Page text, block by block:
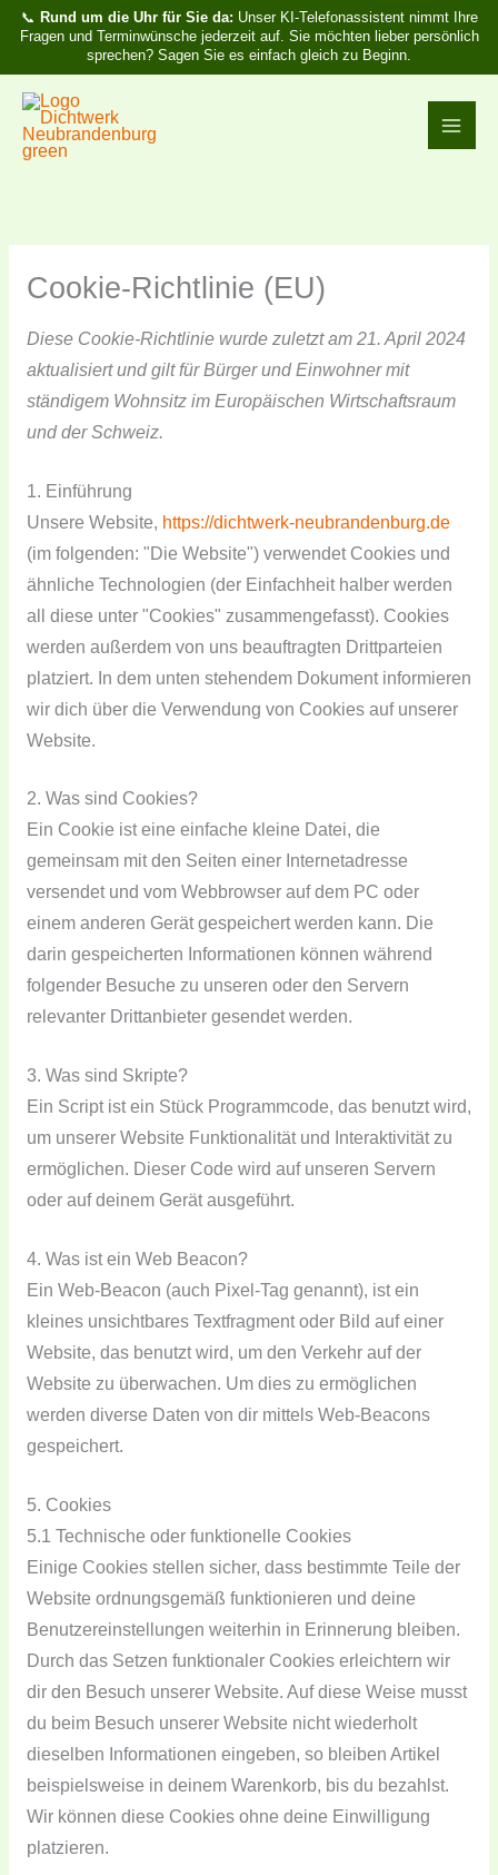
📞 Rund um die Uhr für Sie da: Unser KI-Telefonassistent nimmt Ihre
Fragen und Terminwünsche jederzeit auf. Sie möchten lieber persönlich
sprechen? Sagen Sie es einfach gleich zu Beginn.
Zum
Inhalt
springen
Cookie-Richtlinie (EU)
Diese Cookie-Richtlinie wurde zuletzt am 21. April 2024
aktualisiert und gilt für Bürger und Einwohner mit
ständigem Wohnsitz im Europäischen Wirtschaftsraum
und der Schweiz.
1. Einführung
Unsere Website, https://dichtwerk-neubrandenburg.de
(im folgenden: "Die Website") verwendet Cookies und
ähnliche Technologien (der Einfachheit halber werden
all diese unter "Cookies" zusammengefasst). Cookies
werden außerdem von uns beauftragten Drittparteien
platziert. In dem unten stehendem Dokument informieren
wir dich über die Verwendung von Cookies auf unserer
Website.
2. Was sind Cookies?
Ein Cookie ist eine einfache kleine Datei, die
gemeinsam mit den Seiten einer Internetadresse
versendet und vom Webbrowser auf dem PC oder
einem anderen Gerät gespeichert werden kann. Die
darin gespeicherten Informationen können während
folgender Besuche zu unseren oder den Servern
relevanter Drittanbieter gesendet werden.
3. Was sind Skripte?
Ein Script ist ein Stück Programmcode, das benutzt wird,
um unserer Website Funktionalität und Interaktivität zu
ermöglichen. Dieser Code wird auf unseren Servern
oder auf deinem Gerät ausgeführt.
4. Was ist ein Web Beacon?
Ein Web-Beacon (auch Pixel-Tag genannt), ist ein
kleines unsichtbares Textfragment oder Bild auf einer
Website, das benutzt wird, um den Verkehr auf der
Website zu überwachen. Um dies zu ermöglichen
werden diverse Daten von dir mittels Web-Beacons
gespeichert.
5. Cookies
5.1 Technische oder funktionelle Cookies
Einige Cookies stellen sicher, dass bestimmte Teile der
Website ordnungsgemäß funktionieren und deine
Benutzereinstellungen weiterhin in Erinnerung bleiben.
Durch das Setzen funktionaler Cookies erleichtern wir
dir den Besuch unserer Website. Auf diese Weise musst
du beim Besuch unserer Website nicht wiederholt
dieselben Informationen eingeben, so bleiben Artikel
beispielsweise in deinem Warenkorb, bis du bezahlst.
Wir können diese Cookies ohne deine Einwilligung
platzieren.
elementor
wordpress
woocommerce
sonstiges